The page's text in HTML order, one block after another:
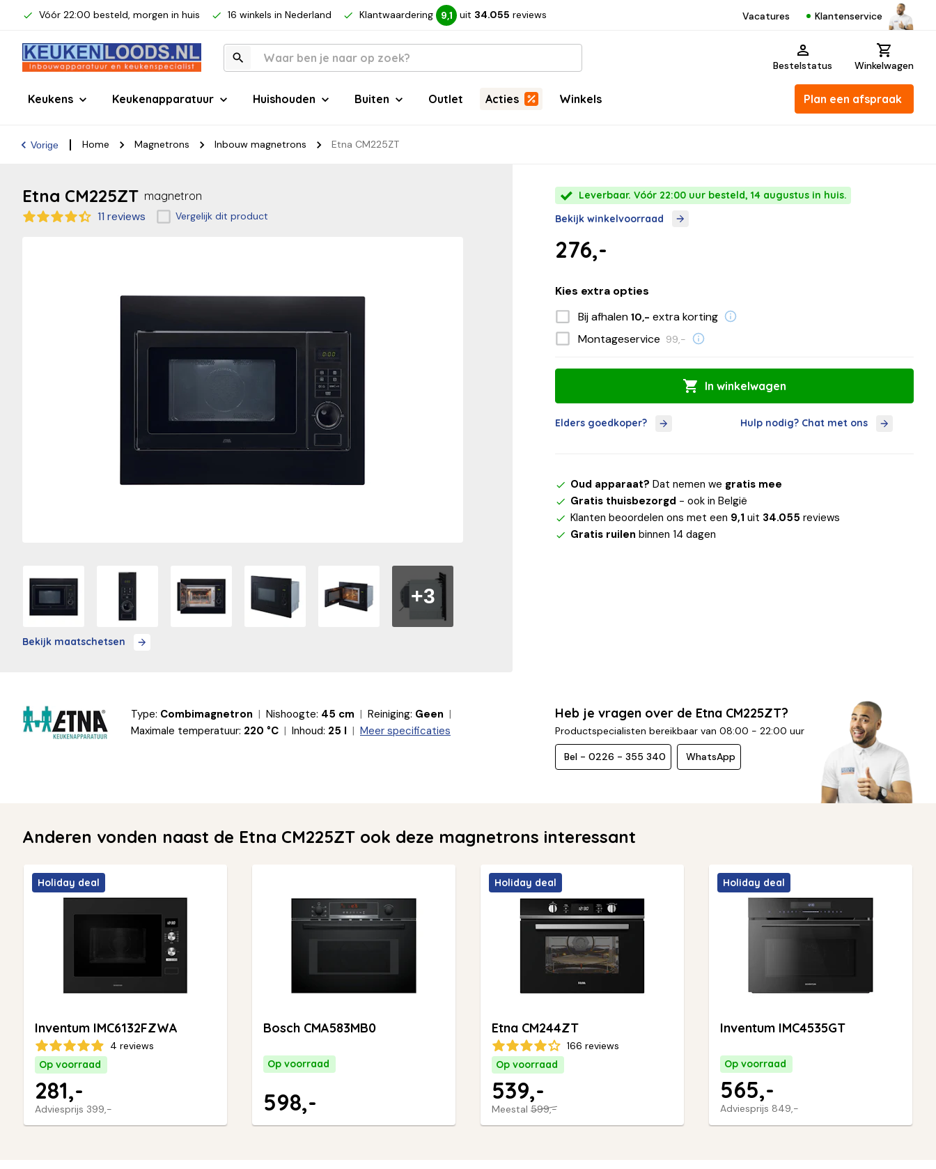
Vóór 22:00 besteld, morgen in huis 16 winkels in Nederland Klantwaardering 9,1 uit 34.055 reviews Vacatures Klantenservice
Bestelstatus Winkelwagen
Keukens Keukenapparatuur Huishouden Buiten Outlet Acties Winkels Plan een afspraak
Vorige Home Magnetrons Inbouw magnetrons Etna CM225ZT
Etna CM225ZT magnetron
11 reviews Vergelijk dit product
+3
Bekijk maatschetsen
Leverbaar. Vóór 22:00 uur besteld, 14 augustus in huis.
Bekijk winkelvoorraad
276,-
Kies extra opties
Bij afhalen10,- extra korting
Montageservice 99,-
In winkelwagen
Elders goedkoper? Hulp nodig? Chat met ons
Oud apparaat? Dat nemen we gratis mee
Gratis thuisbezorgd - ook in België
Klanten beoordelen ons met een 9,1 uit 34.055 reviews
Gratis ruilen binnen 14 dagen
Type: Combimagnetron Nishoogte: 45 cm Reiniging: Geen
Maximale temperatuur: 220 °C Inhoud: 25 l Meer specificaties
Heb je vragen over de Etna CM225ZT?
Productspecialisten bereikbaar van 08:00 - 22:00 uur
Bel - 0226 - 355 340 WhatsApp
Anderen vonden naast de Etna CM225ZT ook deze magnetrons interessant
Holiday deal
Inventum IMC6132FZWA
4 reviews
Op voorraad
Adviesprijs 399,-
281,-
Bosch CMA583MB0
Op voorraad
598,-
Holiday deal
Etna CM244ZT
166 reviews
Op voorraad
Meestal 599,-
539,-
Holiday deal
Inventum IMC4535GT
Op voorraad
Adviesprijs 849,-
565,-